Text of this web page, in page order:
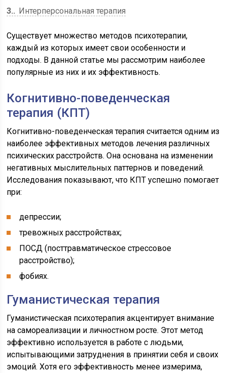
3.
Интерперсональная терапия
Существует множество методов психотерапии,
каждый из которых имеет свои особенности и
подходы. В данной статье мы рассмотрим наиболее
популярные из них и их эффективность.
Когнитивно-поведенческая
терапия (КПТ)
Когнитивно-поведенческая терапия считается одним из
наиболее эффективных методов лечения различных
психических расстройств. Она основана на изменении
негативных мыслительных паттернов и поведений.
Исследования показывают, что КПТ успешно помогает
при:
депрессии;
тревожных расстройствах;
ПОСД (посттравматическое стрессовое
расстройство);
фобиях.
Гуманистическая терапия
Гуманистическая психотерапия акцентирует внимание
на самореализации и личностном росте. Этот метод
эффективно используется в работе с людьми,
испытывающими затруднения в принятии себя и своих
эмоций. Хотя его эффективность менее измерима,